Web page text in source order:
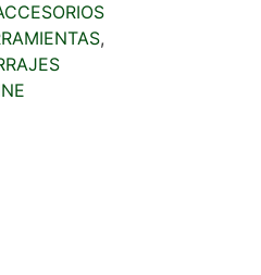
,